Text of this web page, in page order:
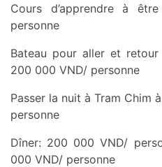
Cours d’apprendre à
personne
Bateau pour aller et
200 000 VND/ personne
Passer la nuit à Tram Chim
personne
Dîner: 200 000 VND/
000 VND/ personne